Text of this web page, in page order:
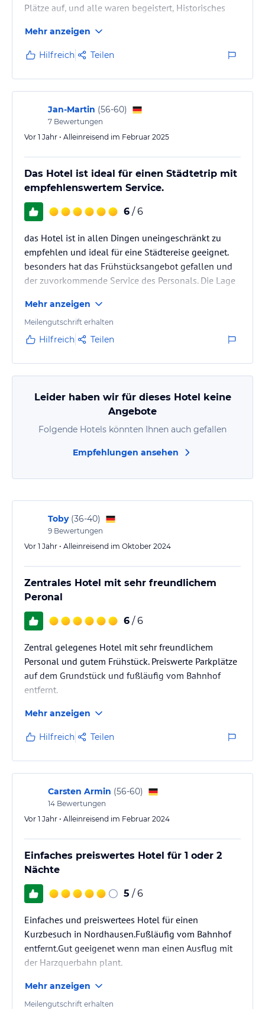
Plätze auf, und alle waren begeistert, Historisches
Ausgangsort der Unternehmungen war das Hotel
Nordhausen. Die Buchung der Zimmer im Vorfeld
verlief reibungslos, und die Kommunikation mit dem
Hotelpersonal verlief auch weiterhin absolut
harmonisch. Die krankheitsbedingte Absage eines
Teilnehmers am Anreisetag wurde problemlos und…
Mehr anzeigen
Hilfreich Teilen
Jan-Martin (56-60)
7 Bewertungen
Vor 1 Jahr • Alleinreisend im Februar 2025
Das Hotel ist ideal für einen Städtetrip mit
empfehlenswertem Service.
6 / 6
das Hotel ist in allen Dingen uneingeschränkt zu
empfehlen und ideal für eine Städtereise geeignet.
besonders hat das Frühstücksangebot gefallen und
der zuvorkommende Service des Personals. Die Lage
Mehr anzeigen
Meilengutschrift erhalten
Hilfreich Teilen
Leider haben wir für dieses Hotel keine
Angebote
Folgende Hotels könnten Ihnen auch gefallen
Empfehlungen ansehen
Toby (36-40)
9 Bewertungen
Vor 1 Jahr • Alleinreisend im Oktober 2024
Zentrales Hotel mit sehr freundlichem
Peronal
6 / 6
Zentral gelegenes Hotel mit sehr freundlichem
Personal und gutem Frühstück. Preiswerte Parkplätze
auf dem Grundstück und fußläufig vom Bahnhof
entfernt.
Mehr anzeigen
Hilfreich Teilen
Carsten Armin (56-60)
14 Bewertungen
Vor 1 Jahr • Alleinreisend im Februar 2024
Einfaches preiswertes Hotel für 1 oder 2
Nächte
5 / 6
Einfaches und preiswertees Hotel für einen
Kurzbesuch in Nordhausen.Fußläufig vom Bahnhof
entfernt.Gut geeigenet wenn man einen Ausflug mit
der Harzquerbahn plant.
Mehr anzeigen
Meilengutschrift erhalten